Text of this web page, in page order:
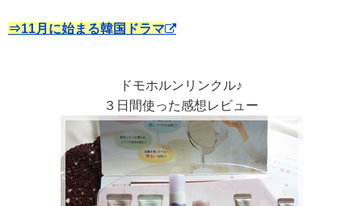
⇒11月に始まる韓国ドラマ
ドモホルンリンクル♪
３日間使った感想レビュー